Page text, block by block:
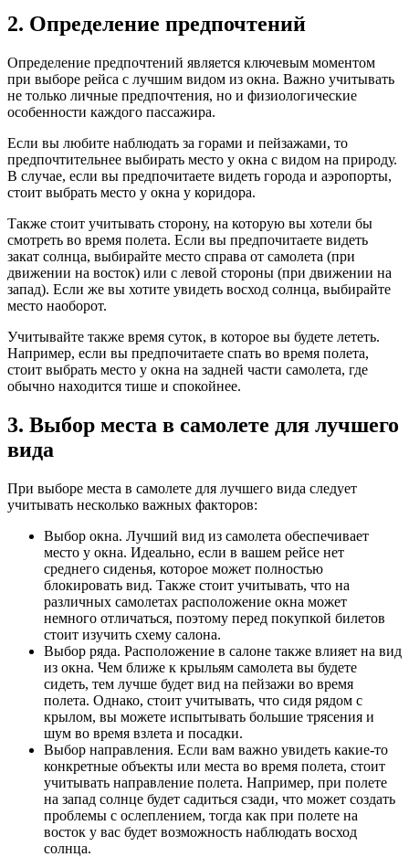
2. Определение предпочтений
Определение предпочтений является ключевым моментом
при выборе рейса с лучшим видом из окна. Важно учитывать
не только личные предпочтения, но и физиологические
особенности каждого пассажира.
Если вы любите наблюдать за горами и пейзажами, то
предпочтительнее выбирать место у окна с видом на природу.
В случае, если вы предпочитаете видеть города и аэропорты,
стоит выбрать место у окна у коридора.
Также стоит учитывать сторону, на которую вы хотели бы
смотреть во время полета. Если вы предпочитаете видеть
закат солнца, выбирайте место справа от самолета (при
движении на восток) или с левой стороны (при движении на
запад). Если же вы хотите увидеть восход солнца, выбирайте
место наоборот.
Учитывайте также время суток, в которое вы будете лететь.
Например, если вы предпочитаете спать во время полета,
стоит выбрать место у окна на задней части самолета, где
обычно находится тише и спокойнее.
3. Выбор места в самолете для лучшего
вида
При выборе места в самолете для лучшего вида следует
учитывать несколько важных факторов:
Выбор окна. Лучший вид из самолета обеспечивает
место у окна. Идеально, если в вашем рейсе нет
среднего сиденья, которое может полностью
блокировать вид. Также стоит учитывать, что на
различных самолетах расположение окна может
немного отличаться, поэтому перед покупкой билетов
стоит изучить схему салона.
Выбор ряда. Расположение в салоне также влияет на вид
из окна. Чем ближе к крыльям самолета вы будете
сидеть, тем лучше будет вид на пейзажи во время
полета. Однако, стоит учитывать, что сидя рядом с
крылом, вы можете испытывать большие трясения и
шум во время взлета и посадки.
Выбор направления. Если вам важно увидеть какие-то
конкретные объекты или места во время полета, стоит
учитывать направление полета. Например, при полете
на запад солнце будет садиться сзади, что может создать
проблемы с ослеплением, тогда как при полете на
восток у вас будет возможность наблюдать восход
солнца.